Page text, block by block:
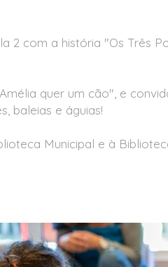
2 com a história "Os Três
quer um cão", e
baleias e águias!
Municipal e à